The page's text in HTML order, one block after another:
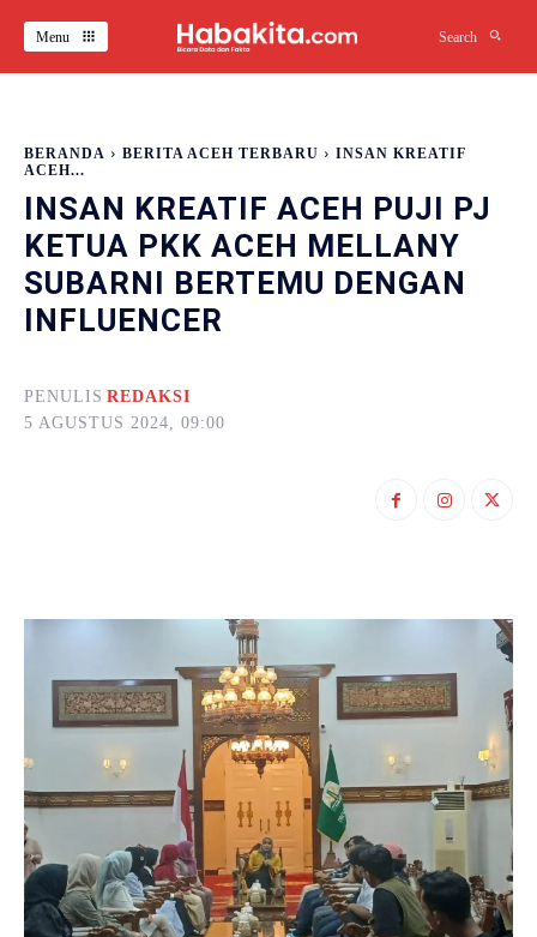
Menu Search
BERANDA BERITA ACEH TERBARU
INSAN KREATIF
ACEH...
INSAN KREATIF ACEH PUJI PJ
KETUA PKK ACEH MELLANY
SUBARNI BERTEMU DENGAN
INFLUENCER
PENULIS REDAKSI
5 AGUSTUS 2024, 09:00